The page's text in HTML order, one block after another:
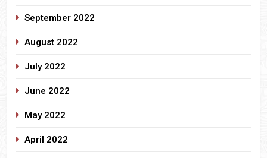
September 2022
August 2022
July 2022
June 2022
May 2022
April 2022